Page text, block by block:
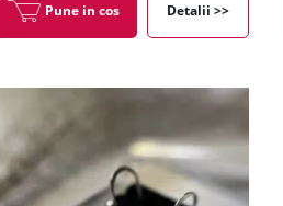
Pune in cos Detalii >>